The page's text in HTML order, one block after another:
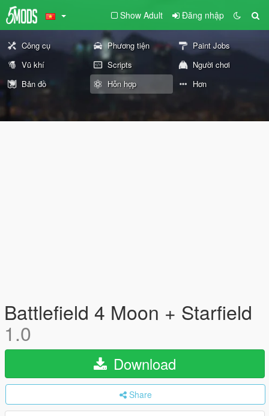
Show Adult Đăng nhập
Công cụ Phương tiện
Paint Jobs
Vũ khí
Scripts
Người chơi
Bản đồ
Hỗn hợp Hơn
Battlefield 4 Moon + Starfield
1.0
Download
Share